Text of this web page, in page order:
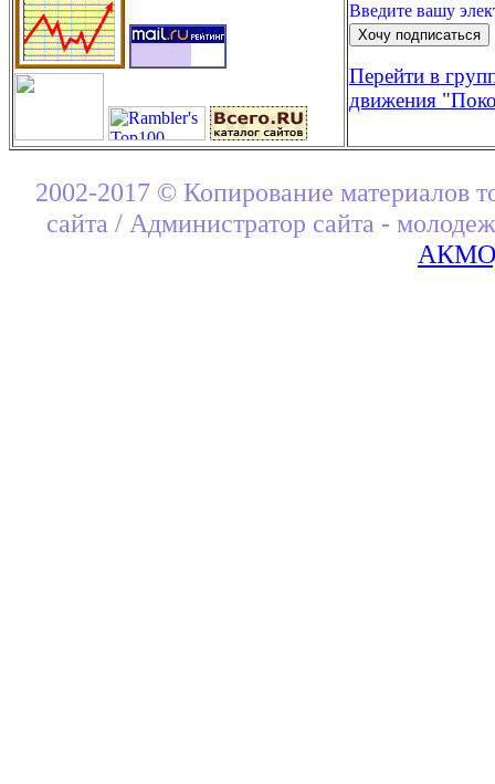
Введите вашу
Перейти в
движения
2002-2017 © Копирование материалов
сайта / Администратор сайта -